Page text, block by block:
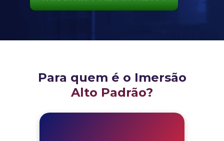
Para quem é o Imersão
Alto Padrão?